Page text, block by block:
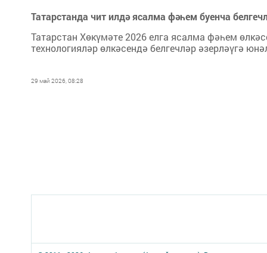
Татарстанда чит илдә ясалма фәһем буенча
Татарстан Хөкүмәте 2026 елга ясалма фәһем
технологияләр өлкәсендә белгечләр әзерләүгә
29 май 2026, 08:28